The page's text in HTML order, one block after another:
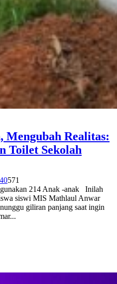
Mengubah Realitas:
Toilet Sekolah
0571
214 Anak -anak Inilah
siswi MIS Mathlaul Anwar
giliran panjang saat ingin